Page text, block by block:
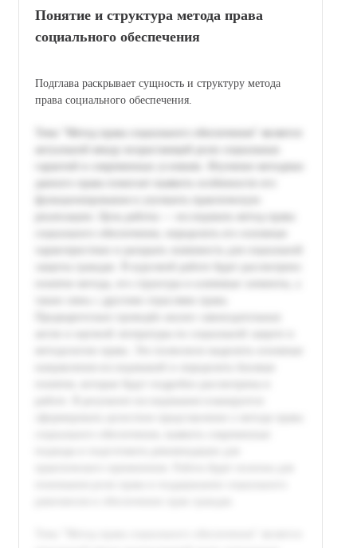
Понятие и структура метода права
социального обеспечения
Подглава раскрывает сущность и структуру метода
права социального обеспечения.